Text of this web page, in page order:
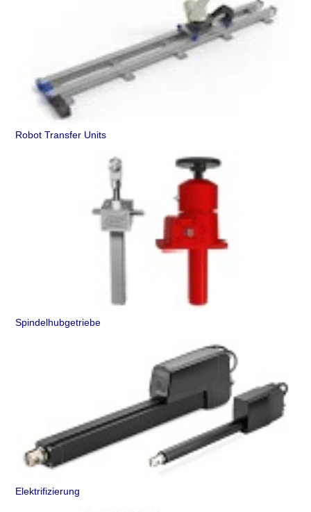
Robot Transfer Units
Spindelhubgetriebe
Elektrifizierung